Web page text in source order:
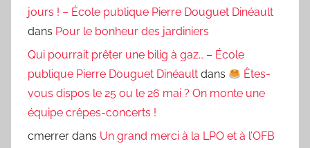
jours ! – École publique Pierre Douguet Dinéault
dans Pour le bonheur des jardiniers
Qui pourrait prêter une bilig à gaz… – École
publique Pierre Douguet Dinéault dans
Êtes-
vous dispos le 25 ou le 26 mai ? On monte une
équipe crêpes-concerts !
cmerrer dans Un grand merci à la LPO et à l’OFB